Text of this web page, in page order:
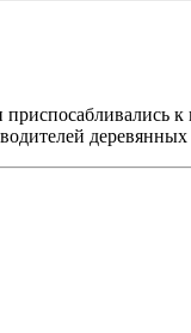
деревянных